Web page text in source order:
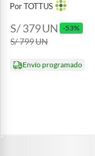
Por TOTTUS
S/ 379UN -53%
S/ 799UN
Envío programado